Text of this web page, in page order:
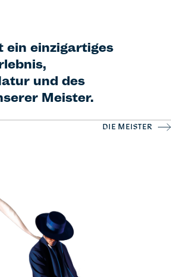
ein einzigartiges
und des
Meister.
DIE MEISTER